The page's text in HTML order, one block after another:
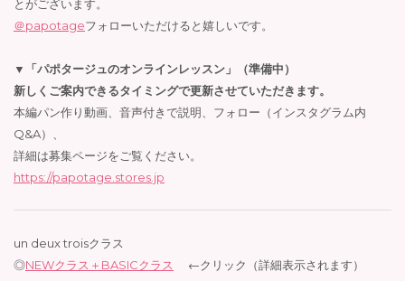
とがございます。
＠papotageフォローいただけると嬉しいです。
▼「パポタージュのオンラインレッスン」（準備中）
新しくご案内できるタイミングで更新させていただきます。
本編パン作り動画、音声付きで説明、フォロー（インスタグラム内
Q&A）、
詳細は募集ページをご覧ください。
https://papotage.stores.jp
un deux troisクラス
◎NEWクラス＋ BASICクラス ←クリック（詳細表示されます）